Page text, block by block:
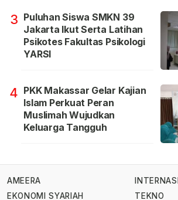
3 Puluhan Siswa SMKN 39
Jakarta Ikut Serta Latihan
Psikotes Fakultas Psikologi
YARSI
4 PKK Makassar Gelar Kajian
Islam Perkuat Peran
Muslimah Wujudkan
Keluarga Tangguh
AMEERA
EKONOMI SYARIAH
TEKNO